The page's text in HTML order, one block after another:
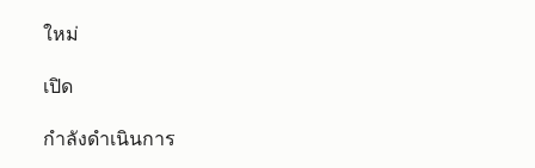
ใหม่
เปิด
กำลังดำเนินการ